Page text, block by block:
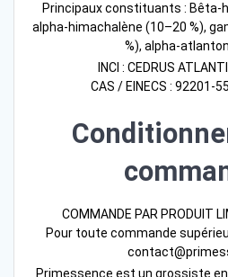
Principaux constituants : Bêta-
alpha-himachalène (10–20 %),
%), alpha-
INCI : CEDRUS
CAS / EINECS : 92201-
COMMANDE PAR PRODUIT
Pour toute commande
Primessence est un grossiste